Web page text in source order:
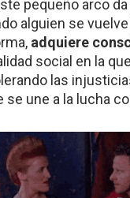
pequeño arco
alguien se
adquiere
social en la
las
une a la lucha